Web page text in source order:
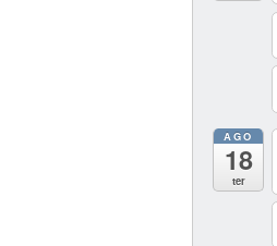
AGO
18
ter